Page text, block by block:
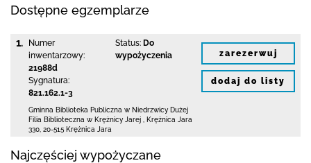
Dostępne egzemplarze
1.
Numer
inwentarzowy:
21988d
Sygnatura:
821.162.1-3
Status: Do
wypożyczenia
Gminna Biblioteka Publiczna w Niedrzwicy Dużej
Filia Biblioteczna w Krężnicy Jarej
Krężnica Jara
330 20-515 Krężnica Jara
zarezerwuj
dodaj do listy
Najczęściej wypożyczane